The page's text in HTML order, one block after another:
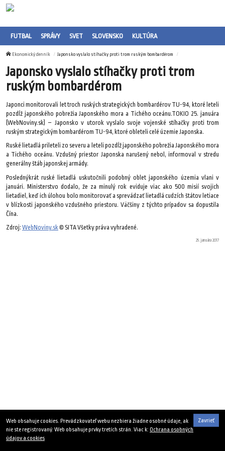
FUTBAL SPRÁVY SVET SLOVENSKO KULTÚRA
Ekonomický denník Japonsko vyslalo stíhačky proti trom ruským bombardérom
Japonsko vyslalo stíhačky proti trom
ruským bombardérom
Japonci monitorovali let troch ruských strategických bombardérov TU-94, ktoré leteli
pozdĺž japonského pobrežia Japonského mora a Tichého oceánu.TOKIO 25. januára
(WebNoviny.sk) – Japonsko v utorok vyslalo svoje vojenské stíhačky proti trom
ruským strategickým bombardérom TU-94, ktoré obleteli celé územie Japonska.
Ruské lietadlá prileteli zo severu a leteli pozdĺž japonského pobrežia Japonského mora
a Tichého oceánu. Vzdušný priestor Japonska narušený nebol, informoval v stredu
generálny štáb japonskej armády.
Poslednýkrát ruské lietadlá uskutočnili podobný oblet japonského územia vlani v
januári. Ministerstvo dodalo, že za minulý rok eviduje viac ako 500 misií svojich
lietadiel, keď ich úlohou bolo monitorovať a sprevádzať lietadlá cudzích štátov letiace
v blízkosti japonského vzdušného priestoru. Väčšiny z týchto prípadov sa dopustila
Čína.
Zdroj: WebNoviny.sk© SITA Všetky práva vyhradené.
25. januára 2017
Zavrieť
Web obsahuje cookies. Prevádzkovateľ webu nezbiera žiadne osobné údaje, ak
nie ste registrovaný. Web obsahuje prvky tretích strán. Viac k: Ochrana osobných
údajov a cookies